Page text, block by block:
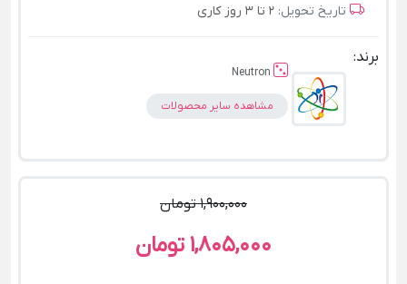
تاریخ تحویل: 2 تا 3 روز کاری
برند:
Neutron
مشاهده سایر محصولات
1,900,000 تومان
1,805,000 تومان